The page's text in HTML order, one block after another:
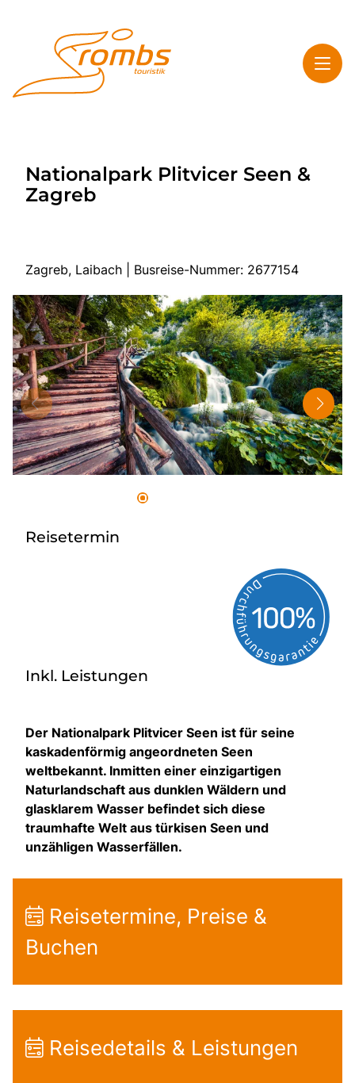
Highlights
Service
Start
Mehrtagesreisen
Tagesreisen
Bus anmieten
Rombs Touristik
Kontakt & Info
Nationalpark Plitvicer Seen &
Zagreb
Zagreb, Laibach | Busreise-Nummer: 2677154
Reisetermin
Inkl. Leistungen
Der Nationalpark Plitvicer Seen ist für seine
kaskadenförmig angeordneten Seen
weltbekannt. Inmitten einer einzigartigen
Naturlandschaft aus dunklen Wäldern und
glasklarem Wasser befindet sich diese
traumhafte Welt aus türkisen Seen und
unzähligen Wasserfällen.
Reisetermine, Preise &
Buchen
Reisedetails & Leistungen